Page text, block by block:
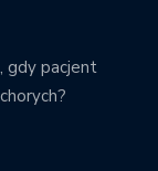
gdy pacjent